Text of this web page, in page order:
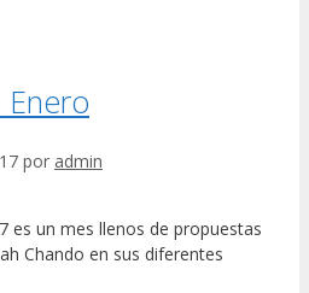
por admin
es un mes llenos de propuestas
Chando en sus diferentes